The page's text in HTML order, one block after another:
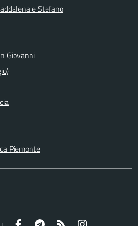
e Stefano
Giovanni
Piemonte